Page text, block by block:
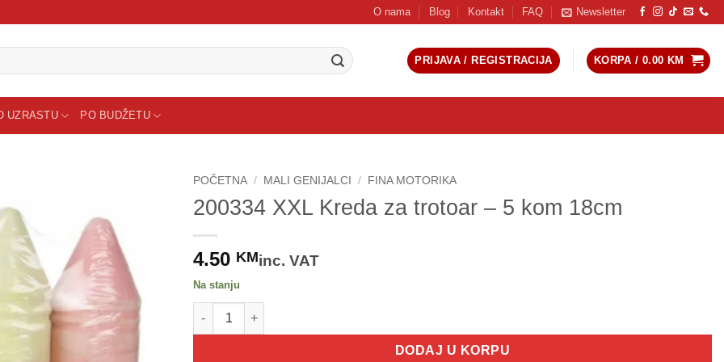
O nama Blog Kontakt FAQ Newsletter
PRIJAVA / REGISTRACIJA KORPA / 0.00 KM
UZRASTU PO BUDŽETU
proizvod
POČETNA / MALI GENIJALCI / FINA MOTORIKA
200334 XXL Kreda za trotoar – 5 kom 18cm
4.50 KMinc. VAT
Na stanju
200334 XXL Kreda za trotoar - 5 kom 18cm količina
DODAJ U KORPU